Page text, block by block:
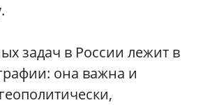
задач в России лежит в
она важна и